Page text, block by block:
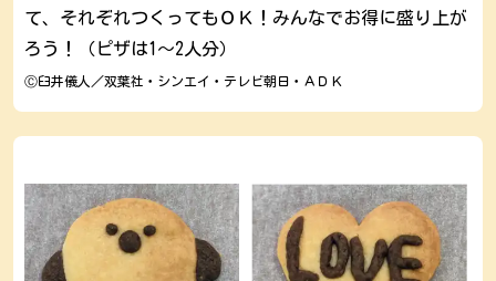
て、それぞれつくってもＯＫ！みんなでお得に盛り上が
ろう！（ピザは1～2人分）
Ⓒ臼井儀人／双葉社・シンエイ・テレビ朝日・ＡＤＫ